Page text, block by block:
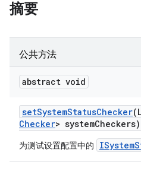
摘要
公共方法
abstract void
setSystemStatusChecker
Checker> systemCheckers)
为测试设置配置中的